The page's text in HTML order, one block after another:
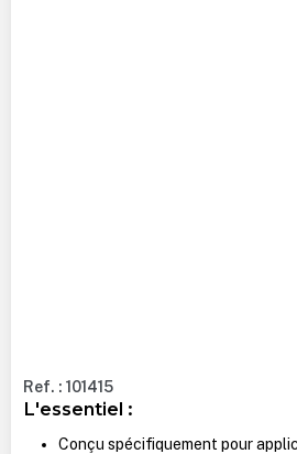
Ref. : 101415
L'essentiel :
Conçu spécifiquement pour